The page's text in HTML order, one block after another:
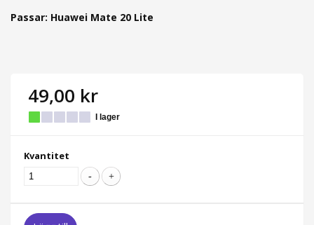
Passar: Huawei Mate 20 Lite
49,00 kr
I lager
Kvantitet